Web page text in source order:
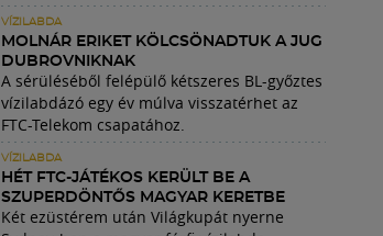
VÍZILABDA
MOLNÁR ERIKET KÖLCSÖNADTUK A JUG
DUBROVNIKNAK
A sérüléséből felépülő kétszeres BL-győztes
vízilabdázó egy év múlva visszatérhet az
FTC-Telekom csapatához.
VÍZILABDA
HÉT FTC-JÁTÉKOS KERÜLT BE A
SZUPERDÖNTŐS MAGYAR KERETBE
Két ezüstérem után Világkupát nyerne